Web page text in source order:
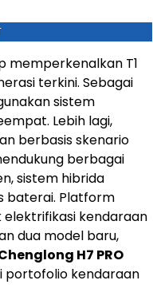
memperkenalkan T1
terkini. Sebagai
sistem
Lebih lagi,
berbasis skenario
berbagai
sistem hibrida
baterai. Platform
elektrifikasi kendaraan
dua model baru,
H7 PRO
portofolio kendaraan